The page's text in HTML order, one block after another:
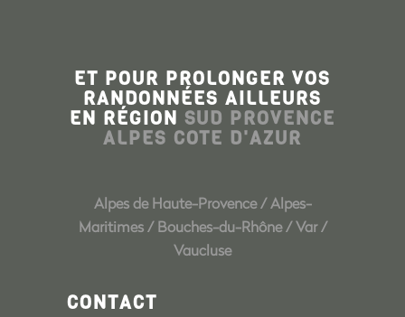
ET POUR PROLONGER VOS
RANDONNÉES AILLEURS
EN RÉGION SUD PROVENCE
ALPES COTE D'AZUR
Alpes de Haute-Provence/Alpes-
Maritimes/Bouches-du-Rhône/Var/
Vaucluse
CONTACT